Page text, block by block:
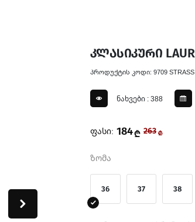
კლასიკური
პროდუქტის კოდი: 9709 STRASS
ნახვები : 388
ფასი: 184₾ 263 ₾
ზომა
36 37 38